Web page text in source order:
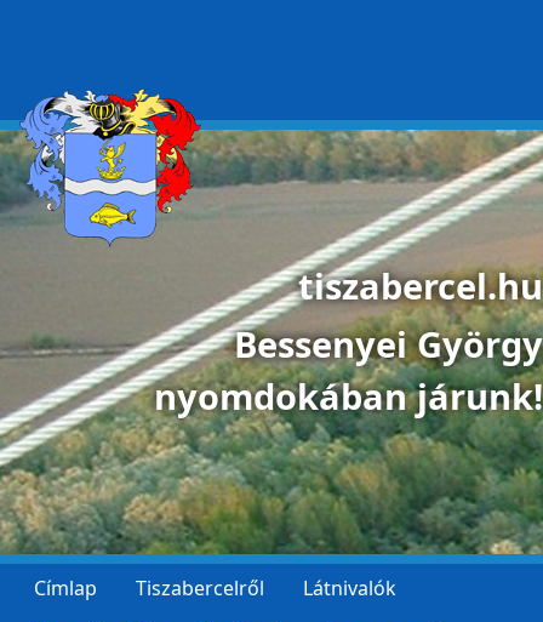
tiszabercel.hu
Bessenyei György
nyomdokában járunk!
Címlap Tiszabercelről
Látnivalók